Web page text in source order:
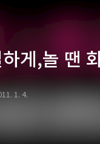
게,놀 땐
1. 4.